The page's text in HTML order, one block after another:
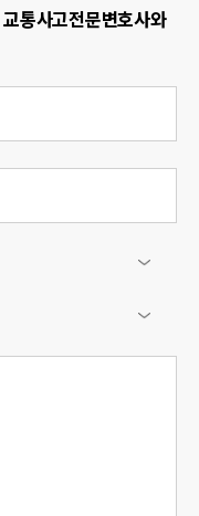
교통사고전문변호사와